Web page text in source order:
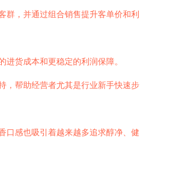
群，并通过组合销售提升客单价和利
货成本和更稳定的利润保障。
，帮助经营者尤其是行业新手快速步
口感也吸引着越来越多追求醇净、健